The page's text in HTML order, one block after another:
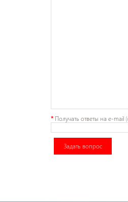
* Получать ответы на e-mail
Задать вопрос